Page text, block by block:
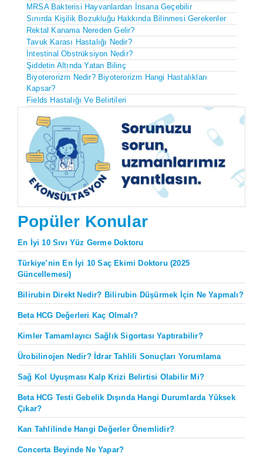
MRSA Bakterisi Hayvanlardan İnsana Geçebilir
Sınırda Kişilik Bozukluğu Hakkında Bilinmesi Gerekenler
Rektal Kanama Nereden Gelir?
Tavuk Karası Hastalığı Nedir?
İntestinal Obstrüksiyon Nedir?
Şiddetin Altında Yatan Bilinç
Biyoterorizm Nedir? Biyoterorizm Hangi Hastalıkları
Kapsar?
Fields Hastalığı Ve Belirtileri
Popüler Konular
En İyi 10 Sıvı Yüz Germe Doktoru
Türkiye’nin En İyi 10 Saç Ekimi Doktoru (2025
Güncellemesi)
Bilirubin Direkt Nedir? Bilirubin Düşürmek İçin Ne Yapmalı?
Beta HCG Değerleri Kaç Olmalı?
Kimler Tamamlayıcı Sağlık Sigortası Yaptırabilir?
Ürobilinojen Nedir? İdrar Tahlili Sonuçları Yorumlama
Sağ Kol Uyuşması Kalp Krizi Belirtisi Olabilir Mi?
Beta HCG Testi Gebelik Dışında Hangi Durumlarda Yüksek
Çıkar?
Kan Tahlilinde Hangi Değerler Önemlidir?
Concerta Beyinde Ne Yapar?